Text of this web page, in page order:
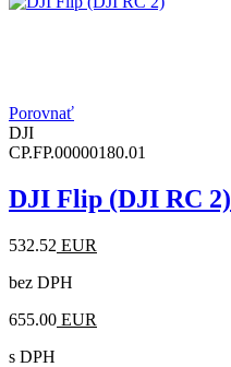
Porovnať
DJI
CP.FP.00000180.01
DJI Flip (DJI RC 2)
532.52 EUR
bez DPH
655.00 EUR
s DPH